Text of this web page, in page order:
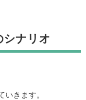
シナリオ
きます。